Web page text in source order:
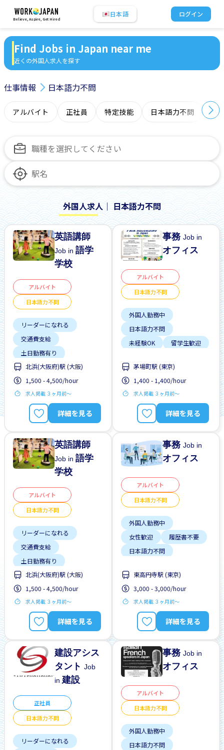
Believe, Aspire, Get Hired
日本語 ログイン
Find Jobs in Japan near me
近くの外国人求人を探す
仕事情報 日本語力不問
アルバイト 正社員 特定技能 日本語力不問 オ
外国人求人｜ 日本語力不問
英語講師
Job in語学
学校
アルバイト
日本語力不問
リーダーになれる
交通費支給
土日勤務有り
外国人勤務中
外国人研修マニュアル
女性歓迎
日本語力不問
未経験OK
残業少ない
北浜(大阪府)駅 (大阪)
1,500 - 4,500/hour
求人掲載 ３ヶ月前〜
詳細を見る
事務Job in
オフィス
アルバイト
日本語力不問
外国人勤務中
日本語力不問
未経験OK
留学生歓迎
茅場町駅 (東京)
1,400 - 1,400/hour
求人掲載 ３ヶ月前〜
詳細を見る
英語講師
Job in語学
学校
アルバイト
日本語力不問
リーダーになれる
交通費支給
土日勤務有り
外国人勤務中
外国人研修マニュアル
女性歓迎
日本語力不問
未経験OK
残業少ない
北浜(大阪府)駅 (大阪)
1,500 - 4,500/hour
求人掲載 ３ヶ月前〜
詳細を見る
事務Job in
オフィス
アルバイト
日本語力不問
外国人勤務中
女性歓迎
履歴書不要
日本語力不問
留学生歓迎
短期間
駅から近い
東高円寺駅 (東京)
3,000 - 3,000/hour
求人掲載 ３ヶ月前〜
詳細を見る
建設アシス
タントJob
in 建設
正社員
日本語力不問
リーダーになれる
事務Job in
オフィス
アルバイト
日本語力不問
外国人勤務中
日本語力不問